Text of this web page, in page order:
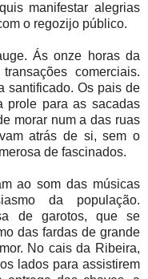
manifestar alegrias
o regozijo público.
Ás onze horas da
comerciais.
santificado. Os pais de
prole para as sacadas
morar num a das ruas
atrás de si, sem o
de fascinados.
ao som das músicas
da população.
de garotos, que se
das fardas de grande
No cais da Ribeira,
lados para assistirem